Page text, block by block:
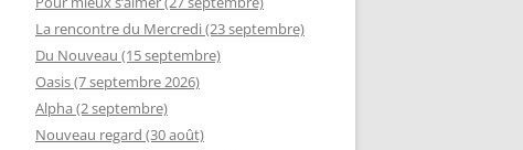
CHANGEMENT DE RSI
CONGRÈS AA
La rencontre du Mercredi (23 septembre)
Du Nouveau (15 septembre)
Oasis (7 septembre 2026)
Alpha (2 septembre)
Nouveau regard (30 août)